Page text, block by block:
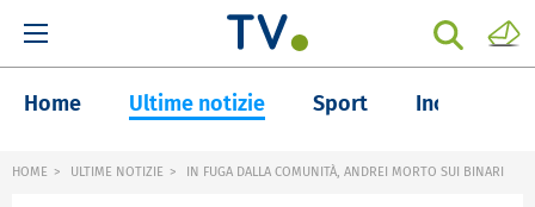
Home Ultime notizie Sport Inchieste
HOME ULTIME NOTIZIE IN FUGA DALLA COMUNITÀ, ANDREI MORTO SUI BINARI